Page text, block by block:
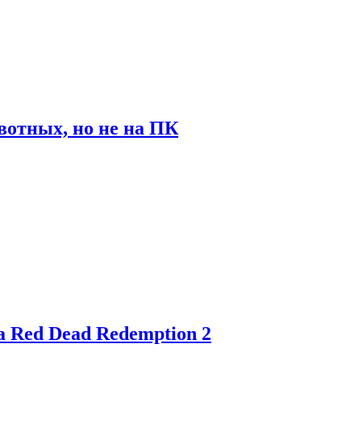
но не на ПК
Dead Redemption 2